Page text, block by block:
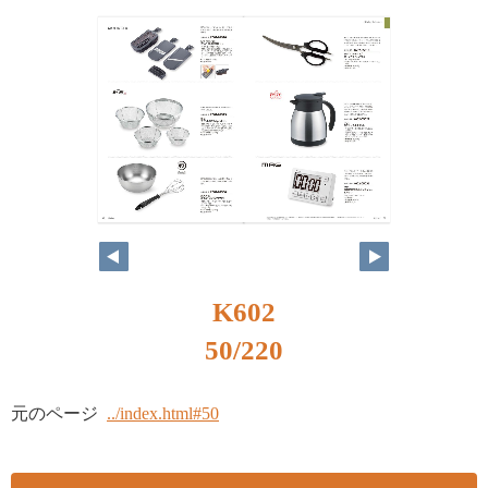
K602
50/220
元のページ ../index.html#50